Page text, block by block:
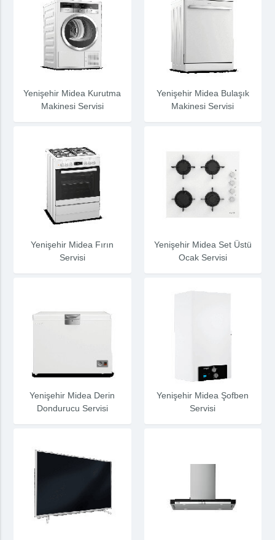
Yenişehir Midea Kurutma
Makinesi Servisi
Yenişehir Midea Bulaşık
Makinesi Servisi
Yenişehir Midea Fırın
Servisi
Yenişehir Midea Set Üstü
Ocak Servisi
Yenişehir Midea Derin
Dondurucu Servisi
Yenişehir Midea Şofben
Servisi